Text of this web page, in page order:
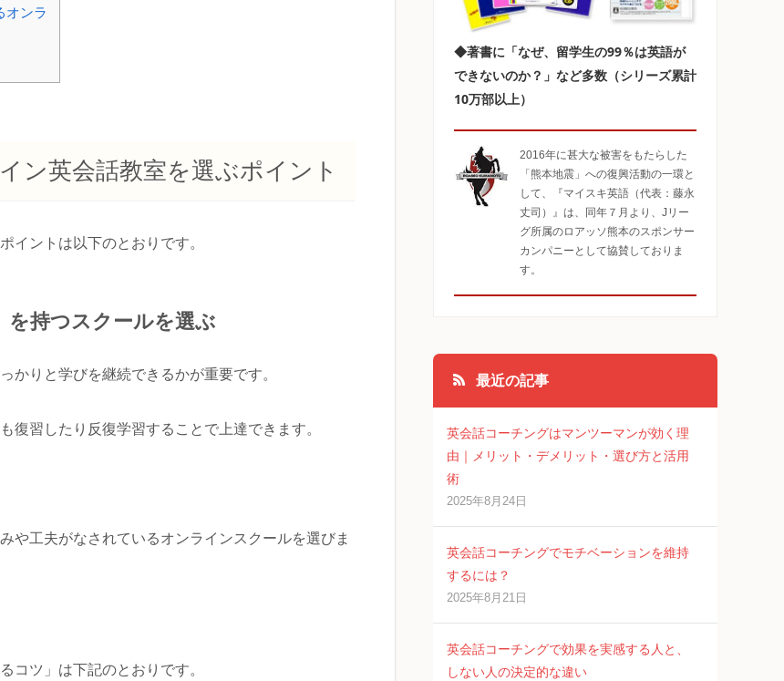
オンラ
ン英会話教室を選ぶポイント
イントは以下のとおりです。
を持つスクールを選ぶ
かりと学びを継続できるかが重要です。
復習したり反復学習することで上達できます。
や工夫がなされているオンラインスクールを選びま
コツ」は下記のとおりです。
◆著書に「なぜ、留学生の99％は英語が
できないのか？」など多数（シリーズ累計
10万部以上）
2016年に甚大な被害をもたらした
「熊本地震」への復興活動の一環と
して、『マイスキ英語（代表：藤永
丈司）』は、同年７月より、Jリー
グ所属のロアッソ熊本のスポンサー
カンパニーとして協賛しておりま
す。
最近の記事
英会話コーチングはマンツーマンが効く理
由｜メリット・デメリット・選び方と活用
術
2025年8月24日
英会話コーチングでモチベーションを維持
するには？
2025年8月21日
英会話コーチングで効果を実感する人と、
しない人の決定的な違い